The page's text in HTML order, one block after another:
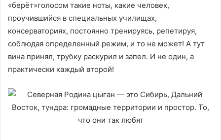
«берёт»голосом такие ноты, какие человек,
проучившийся в специальных училищах,
консерваториях, постоянно тренируясь, репетируя,
соблюдая определенный режим, и то не может! А тут
вина принял, трубку раскурил и запел. И не один, а
практически каждый второй!